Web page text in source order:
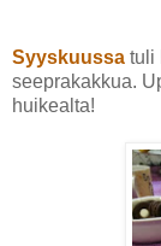
Syyskuussa tuli
seeprakakkua.
huikealta!